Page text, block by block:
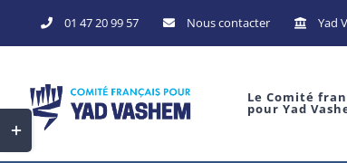
to
01 47 20 99 57 Nous contacter Yad
Le Comité
pour Yad
Toggle
Sliding